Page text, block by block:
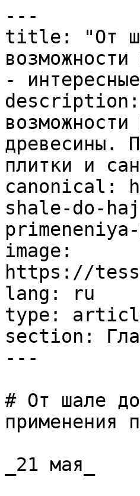
---
title: "От
-
description:
древесины.
плитки и
canonical:
shale-do-
image:
https://
lang: ru
type:
section:
---
# От шале
применения
_21 мая_